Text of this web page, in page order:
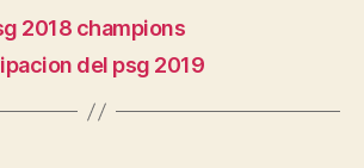
2018 champions
del psg 2019